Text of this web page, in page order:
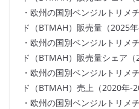
・欧州の国別ベンジルトリメ
ド（BTMAH）販売量（2025年
・欧州の国別ベンジルトリメ
ド（BTMAH）販売量シェア（
・欧州の国別ベンジルトリメ
ド（BTMAH）売上（2020年-
・欧州の国別ベンジルトリメ